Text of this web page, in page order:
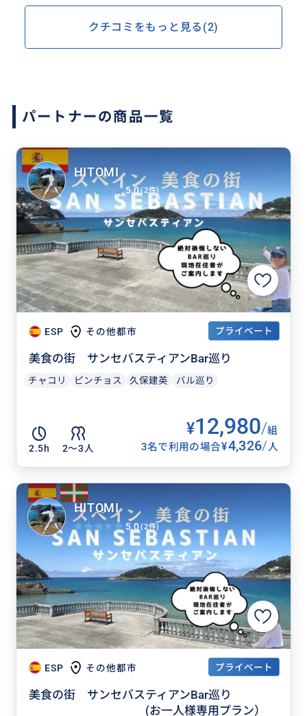
クチコミをもっと見る(2)
パートナーの商品一覧
ESP その他都市 プライベート
美食の街 サンセバスティアンBar巡り
チャコリ ピンチョス 久保建英 バル巡り
2.5h 2〜3人
¥12,980/組
3名で利用の場合¥4,326/人
HITOMI
5.0(2件)
ESP その他都市 プライベート
美食の街 サンセバスティアンBar巡り
(お一人様専用プラン）
HITOMI
5.0(2件)